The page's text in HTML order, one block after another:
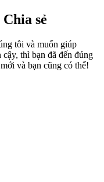
sẻ
tôi và muốn giúp
thì bạn đã đến đúng
và bạn cũng có thể!